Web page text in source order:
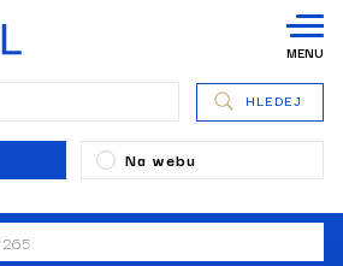
MENU
Na webu
HLEDEJ